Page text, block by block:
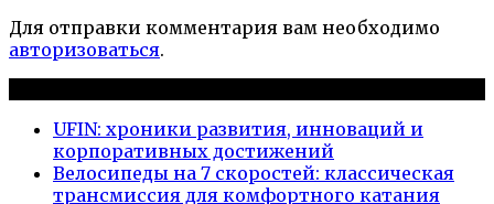
Для отправки комментария вам необходимо
авторизоваться.
UFIN: хроники развития, инноваций и
корпоративных достижений
Велосипеды на 7 скоростей: классическая
трансмиссия для комфортного катания